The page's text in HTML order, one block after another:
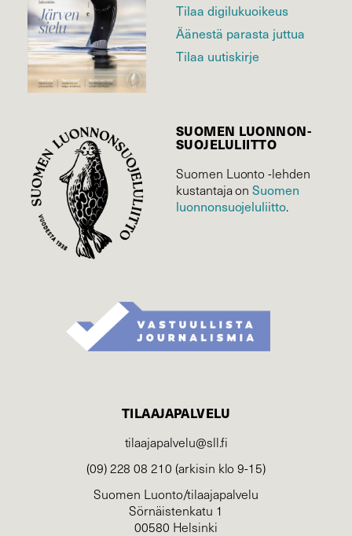
Tilaa digilukuoikeus
Äänestä parasta juttua
Tilaa uutiskirje
SUOMEN LUONNON­
SUOJELU­LIITTO
Suomen Luonto -lehden
kustantaja onSuomen
luonnonsuojelu­liitto.
TILAAJAPALVELU
tilaajapalvelu@sll.fi
(09) 228 08 210 (arkisin klo 9-15)
Suomen Luonto/tilaajapalvelu
Sörnäistenkatu 1
00580 Helsinki